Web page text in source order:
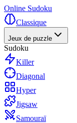
Online Sudoku
Classique
Jeux de puzzle
Sudoku
Killer
Diagonal
Hyper
Jigsaw
Samouraï